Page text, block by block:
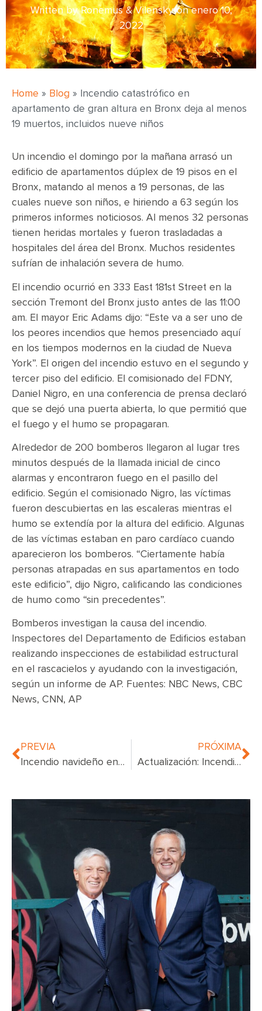
Written by Ronemus & Vilensky onenero 10,
2022
Home » Blog »
Incendio catastrófico en
apartamento de gran altura en Bronx deja al menos
19 muertos, incluidos nueve niños
Un incendio el domingo por la mañana arrasó un
edificio de apartamentos dúplex de 19 pisos en el
Bronx, matando al menos a 19 personas, de las
cuales nueve son niños, e hiriendo a 63 según los
primeros informes noticiosos. Al menos 32 personas
tienen heridas mortales y fueron trasladadas a
hospitales del área del Bronx. Muchos residentes
sufrían de inhalación severa de humo.
El incendio ocurrió en 333 East 181st Street en la
sección Tremont del Bronx justo antes de las 11:00
am. El mayor Eric Adams dijo: “Este va a ser uno de
los peores incendios que hemos presenciado aquí
en los tiempos modernos en la ciudad de Nueva
York”. El origen del incendio estuvo en el segundo y
tercer piso del edificio. El comisionado del FDNY,
Daniel Nigro, en una conferencia de prensa declaró
que se dejó una puerta abierta, lo que permitió que
el fuego y el humo se propagaran.
Alrededor de 200 bomberos llegaron al lugar tres
minutos después de la llamada inicial de cinco
alarmas y encontraron fuego en el pasillo del
edificio. Según el comisionado Nigro, las víctimas
fueron descubiertas en las escaleras mientras el
humo se extendía por la altura del edificio. Algunas
de las víctimas estaban en paro cardíaco cuando
aparecieron los bomberos. “Ciertamente había
personas atrapadas en sus apartamentos en todo
este edificio”, dijo Nigro, calificando las condiciones
de humo como “sin precedentes”.
Bomberos investigan la causa del incendio.
Inspectores del Departamento de Edificios estaban
realizando inspecciones de estabilidad estructural
en el rascacielos y ayudando con la investigación,
según un informe de AP. Fuentes: NBC News, CBC
News, CNN, AP
PREVIA
Incendio navideño en Yonkers desplaza a 11 familias y lesiona a 13 bomberos
PRÓXIMA
Actualización: Incendio mortal en rascacielos del Bronx causado por calentador ambiental, investigación enfocada en mal funcionamiento de puerta